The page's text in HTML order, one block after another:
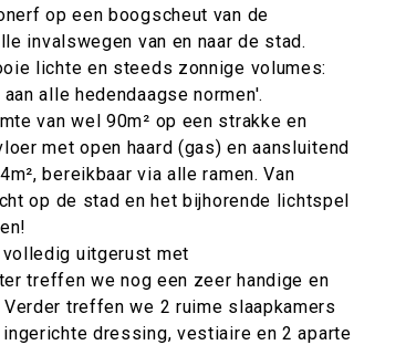
op een boogscheut van de
invalswegen van en naar de stad.
lichte en steeds zonnige volumes:
alle hedendaagse normen'.
van wel 90m² op een strakke en
met open haard (gas) en aansluitend
bereikbaar via alle ramen. Van
op de stad en het bijhorende lichtspel
uitgerust met
treffen we nog een zeer handige en
treffen we 2 ruime slaapkamers
dressing, vestiaire en 2 aparte